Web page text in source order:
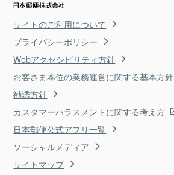
サイトのご利用について
プライバシーポリシー
Webアクセシビリティ方針
お客さま本位の業務運営に関する基本方針
勧誘方針
カスタマーハラスメントに関する考え方
日本郵便公式アプリ一覧
ソーシャルメディア
サイトマップ